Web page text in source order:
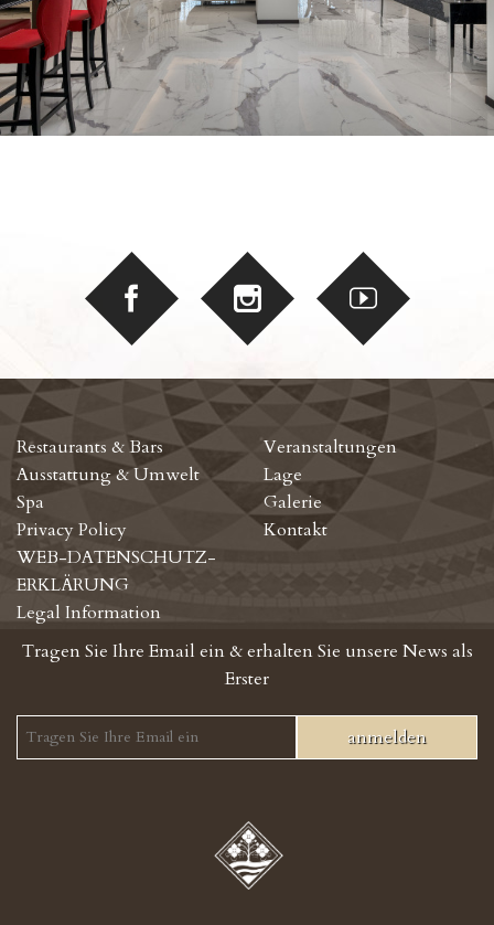
Restaurants & Bars
Ausstattung & Umwelt
Spa
Privacy Policy
WEB-DATENSCHUTZ-
ERKLÄRUNG
Legal Information
Veranstaltungen
Lage
Galerie
Kontakt
Tragen Sie Ihre Email ein & erhalten Sie unsere News als
Erster
anmelden